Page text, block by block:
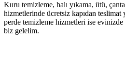
Kuru temizleme, halı yıkama, ütü,
hizmetlerinde ücretsiz kapıdan
perde temizleme hizmetleri ise
biz gelelim.